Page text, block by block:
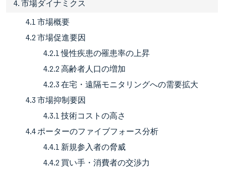
4. 市場ダイナミクス
4.1 市場概要
4.2 市場促進要因
4.2.1 慢性疾患の罹患率の上昇
4.2.2 高齢者人口の増加
4.2.3 在宅・遠隔モニタリングへの需要拡大
4.3 市場抑制要因
4.3.1 技術コストの高さ
4.4 ポーターのファイブフォース分析
4.4.1 新規参入者の脅威
4.4.2 買い手・消費者の交渉力